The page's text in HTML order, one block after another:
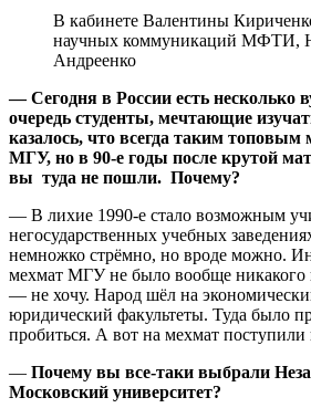
В кабинете Валентины
научных коммуникаций МФТИ,
Андреенко
— Сегодня в России есть несколько
очередь студенты, мечтающие
казалось, что всегда таким
МГУ, но в 90-е годы после крутой
вы туда не пошли. Почему?
— В лихие 1990-е стало возможным
негосударственных учебных
немножко стрёмно, но вроде можно.
мехмат МГУ не было вообще никакого
— не хочу. Народ шёл на
юридический факультеты. Туда было
пробиться. А вот на мехмат поступили
— Почему вы все-таки выбрали
Московский университет?